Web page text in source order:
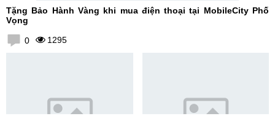
Tặng Bảo Hành Vàng khi mua điện thoại tại MobileCity Phố
Vọng
0 1295